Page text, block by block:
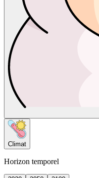
Climat
Horizon temporel